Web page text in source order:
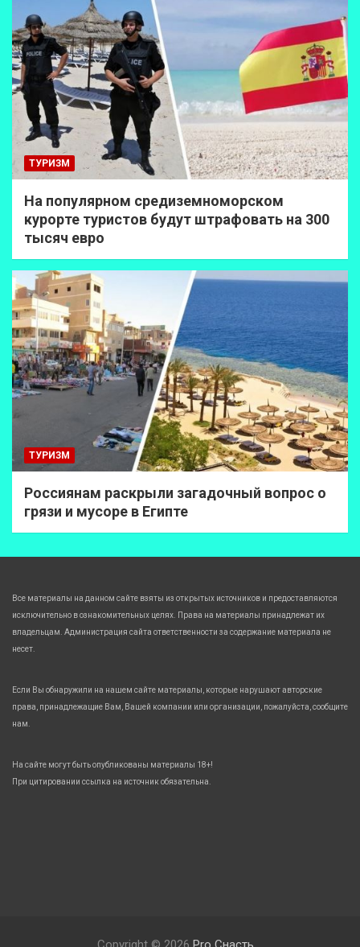
ТУРИЗМ
На популярном средиземноморском
курорте туристов будут штрафовать на 300
тысяч евро
ТУРИЗМ
Россиянам раскрыли загадочный вопрос о
грязи и мусоре в Египте
Все материалы на данном сайте взяты из открытых источников и предоставляются
исключительно в ознакомительных целях. Права на материалы принадлежат их
владельцам. Администрация сайта ответственности за содержание материала не
несет.
Если Вы обнаружили на нашем сайте материалы, которые нарушают авторские
права, принадлежащие Вам, Вашей компании или организации, пожалуйста, сообщите
нам.
На сайте могут быть опубликованы материалы 18+!
При цитировании ссылка на источник обязательна.